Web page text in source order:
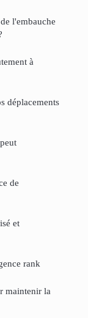
l'embauche
à
déplacements
de
et
rank
maintenir la